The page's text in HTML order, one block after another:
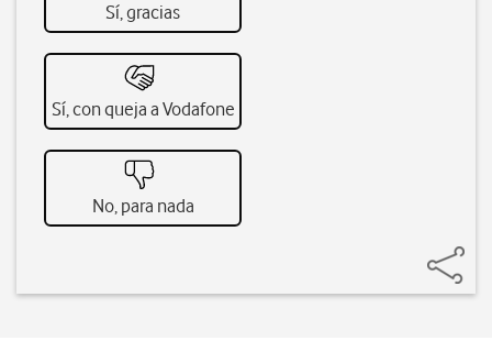
Sí, gracias
Sí, con queja a Vodafone
No, para nada